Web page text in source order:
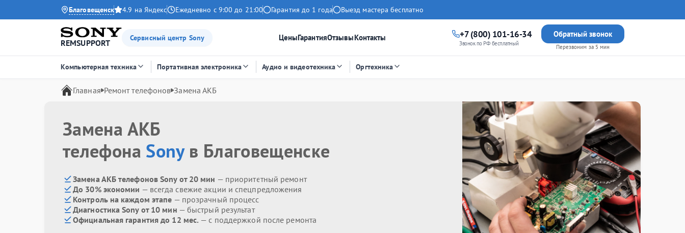
Благовещенск 4.9 на Яндекс Ежедневно с 9:00 до 21:00 Гарантия до 1 года Выезд мастера бесплатно
REMSUPPORT
Сервисный центр Sony ЦеныГарантияОтзывыКонтакты +7 (800) 101-16-34
Звонок по РФ бесплатный
Обратный звонок
Перезвоним за 5 мин
Компьютерная техника Портативная электроника Аудио и видеотехника Оргтехника
Главная Ремонт телефонов Замена АКБ
Замена АКБ
телефона Sonyв Благовещенске
Замена АКБ телефонов Sony от 20 мин — приоритетный ремонт
До 30% экономии — всегда свежие акции и спецпредложения
Контроль на каждом этапе — прозрачный процесс
Диагностика Sony от 10 мин — быстрый результат
Официальная гарантия до 12 мес. — с поддержкой после ремонта